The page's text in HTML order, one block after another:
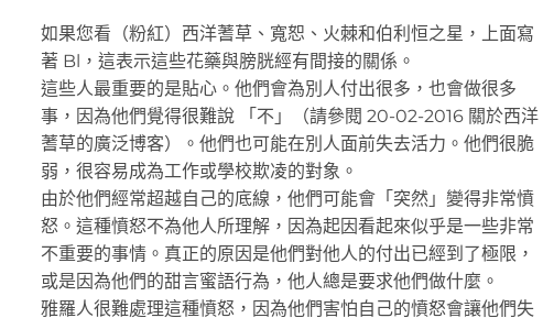
如果您看（粉紅）西洋蓍草、寬恕、火棘和伯利恒之星，上面寫
著 Bl，這表示這些花藥與膀胱經有間接的關係。
這些人最重要的是貼心。他們會為別人付出很多，也會做很多
事，因為他們覺得很難說 「不」（請參閱 20-02-2016 關於西洋
蓍草的廣泛博客）。他們也可能在別人面前失去活力。他們很脆
弱，很容易成為工作或學校欺凌的對象。
由於他們經常超越自己的底線，他們可能會「突然」變得非常憤
怒。這種憤怒不為他人所理解，因為起因看起來似乎是一些非常
不重要的事情。真正的原因是他們對他人的付出已經到了極限，
或是因為他們的甜言蜜語行為，他人總是要求他們做什麼。
雅羅人很難處理這種憤怒，因為他們害怕自己的憤怒會讓他們失